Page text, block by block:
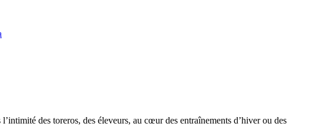
des toreros, des éleveurs, au cœur des entraînements d’hiver ou des